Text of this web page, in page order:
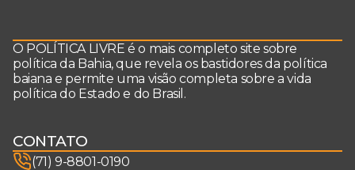
O POLÍTICA LIVRE é o mais completo site sobre
política da Bahia, que revela os bastidores da política
baiana e permite uma visão completa sobre a vida
política do Estado e do Brasil.
CONTATO
(71) 9-8801-0190